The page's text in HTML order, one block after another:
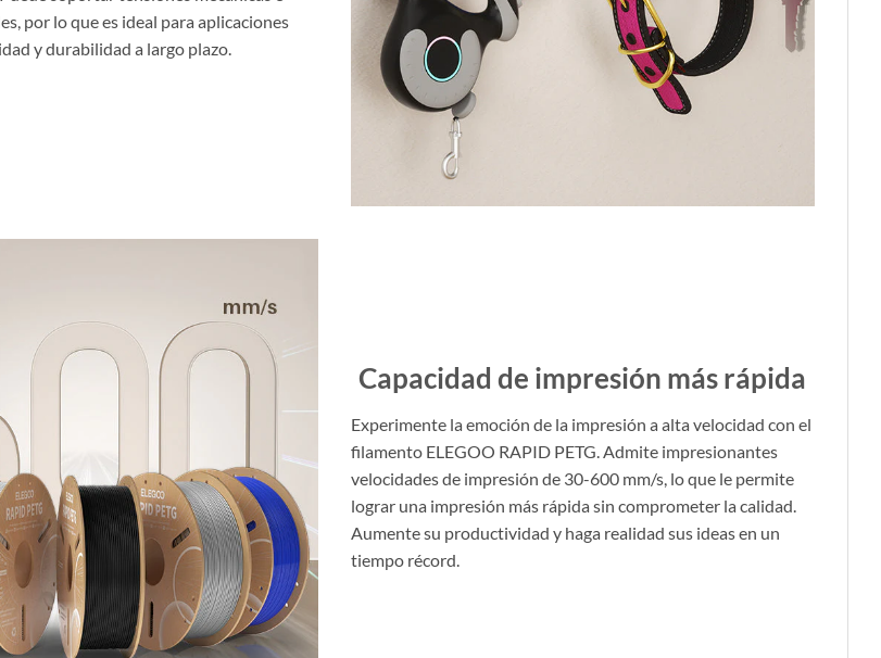
por lo que es ideal para aplicaciones
y durabilidad a largo plazo.
Capacidad de impresión más rápida
Experimente la emoción de la impresión a alta velocidad con el
filamento ELEGOO RAPID PETG. Admite impresionantes
velocidades de impresión de 30-600 mm/s, lo que le permite
lograr una impresión más rápida sin comprometer la calidad.
Aumente su productividad y haga realidad sus ideas en un
tiempo récord.